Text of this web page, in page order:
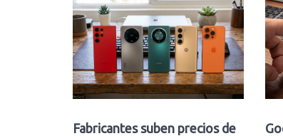
Fabricantes suben precios de